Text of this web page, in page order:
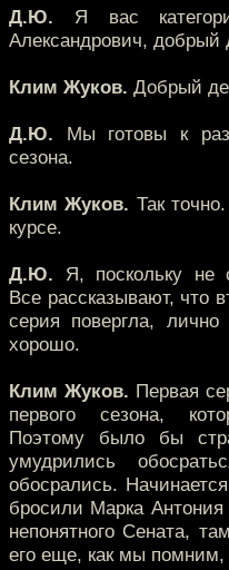
Д.Ю. Я вас
Александрович, добрый
Клим Жуков. Добрый
Д.Ю. Мы готовы к
сезона.
Клим Жуков. Так
курсе.
Д.Ю. Я, поскольку не
Все рассказывают, что
серия повергла,
хорошо.
Клим Жуков. Первая
первого сезона,
Поэтому было бы
умудрились
обосрались.
бросили Марка Антония
непонятного Сената,
его еще, как мы